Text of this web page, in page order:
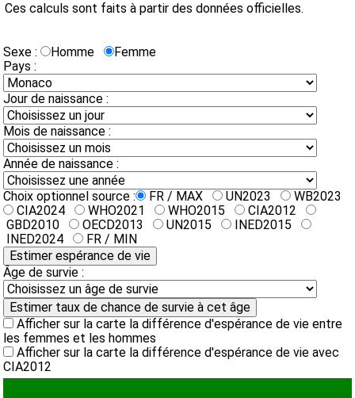
Ces calculs sont faits à partir des données officielles.
Sexe : Homme
Femme
Pays :
Jour de naissance :
Mois de naissance :
Année de naissance :
Choix optionnel source : FR / MAX UN2023
WB2023
CIA2024
WHO2021 WHO2015
CIA2012
GBD2010
OECD2013 UN2015
INED2015
INED2024
FR / MIN
Âge de survie :
Afficher sur la carte la différence d'espérance de vie entre
les femmes et les hommes
Afficher sur la carte la différence d'espérance de vie avec
CIA2012